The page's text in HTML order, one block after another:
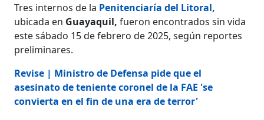
Tres internos de la Penitenciaría del Litoral,
ubicada en Guayaquil, fueron encontrados sin vida
este sábado 15 de febrero de 2025, según reportes
preliminares.
Revise | Ministro de Defensa pide que el
asesinato de teniente coronel de la FAE 'se
convierta en el fin de una era de terror'